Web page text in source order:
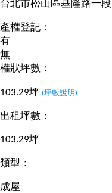
台北市松山區基隆路一段
產權登記：
有
無
權狀坪數：
103.29坪 (坪數說明)
出租坪數：
103.29坪
類型：
成屋